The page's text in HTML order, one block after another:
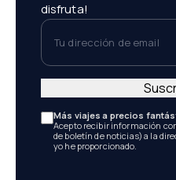
disfruta!
Tu dirección de email
Más viajes a precios
Acepto recibir información
de boletín de noticias) a la
yo he proporcionado.